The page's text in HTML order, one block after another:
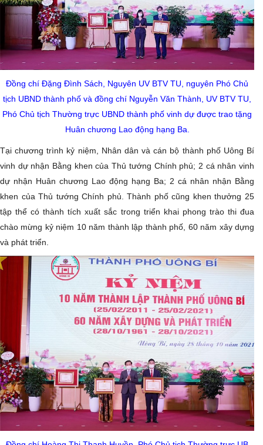
Đồng chí Đặng Đình Sách, Nguyên UV BTV TU, nguyên Phó Chủ
tịch UBND thành phố và đồng chí Nguyễn Văn Thành, UV BTV TU,
Phó Chủ tịch Thường trực UBND thành phố vinh dự được trao tặng
Huân chương Lao động hạng Ba.
Tại chương trình kỷ niệm, Nhân dân và cán bộ thành phố Uông Bí
vinh dự nhận Bằng khen của Thủ tướng Chính phủ; 2 cá nhân vinh
dự nhận Huân chương Lao động hạng Ba; 2 cá nhân nhận Bằng
khen của Thủ tướng Chính phủ. Thành phố cũng khen thưởng 25
tập thể có thành tích xuất sắc trong triển khai phong trào thi đua
chào mừng kỷ niệm 10 năm thành lập thành phố, 60 năm xây dựng
và phát triển.